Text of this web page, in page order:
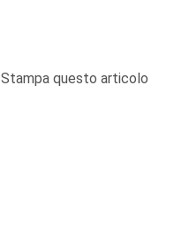
Stampa questo articolo